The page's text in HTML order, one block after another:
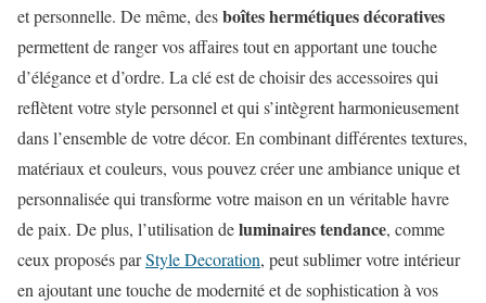
et personnelle. De même, desboîtes hermétiques décoratives
permettent de ranger vos affaires tout en apportant une touche
d’élégance et d’ordre. La clé est de choisir des accessoires qui
reflètent votre style personnel et qui s’intègrent harmonieusement
dans l’ensemble de votre décor. En combinant différentes textures,
matériaux et couleurs, vous pouvez créer une ambiance unique et
personnalisée qui transforme votre maison en un véritable havre
de paix. De plus, l’utilisation deluminaires tendance, comme
ceux proposés parStyle Decoration, peut sublimer votre intérieur
en ajoutant une touche de modernité et de sophistication à vos